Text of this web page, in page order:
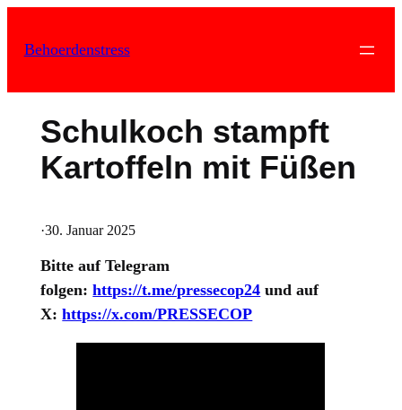
Inhalt
Behoerdenstress
Schulkoch stampft
Kartoffeln mit Füßen
·30. Januar 2025
Bitte auf Telegram
folgen:https://t.me/pressecop24 und auf
X:https://x.com/PRESSECOP